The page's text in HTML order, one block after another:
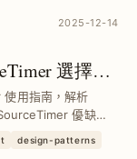
2025-12-14
選擇與
有限狀態機
用指南，解析
優缺
，避免閃退及
design-patterns